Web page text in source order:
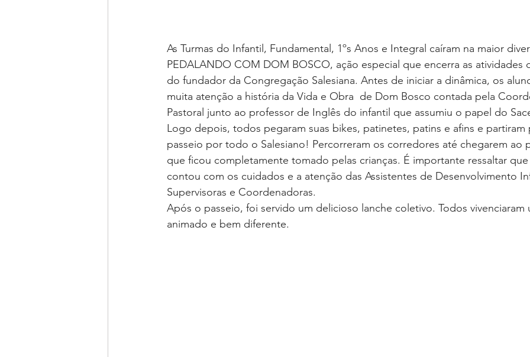
As Turmas do Infantil, Fundamental, 1ºs Anos e Integral caíram na maior
PEDALANDO COM DOM BOSCO, ação especial que encerra as atividades
do fundador da Congregação Salesiana. Antes de iniciar a dinâmica, os
muita atenção a história da Vida e Obra  de Dom Bosco contada pela
Pastoral junto ao professor de Inglês do infantil que assumiu o papel do
Logo depois, todos pegaram suas bikes, patinetes, patins e afins e partiram
passeio por todo o Salesiano! Percorreram os corredores até chegarem ao
que ficou completamente tomado pelas crianças. É importante ressaltar
contou com os cuidados e a atenção das Assistentes de Desenvolvimento
Supervisoras e Coordenadoras.
Após o passeio, foi servido um delicioso lanche coletivo. Todos vivenciaram
animado e bem diferente.